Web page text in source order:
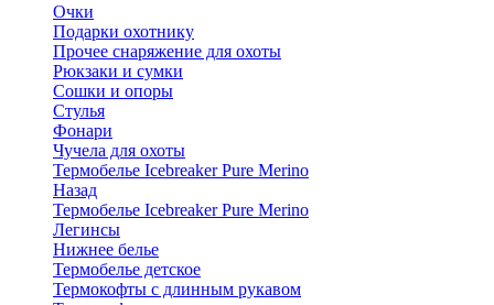
Очки
Подарки охотнику
Прочее снаряжение для охоты
Рюкзаки и сумки
Сошки и опоры
Стулья
Фонари
Чучела для охоты
Термобелье Icebreaker Pure Merino
Назад
Термобелье Icebreaker Pure Merino
Легинсы
Нижнее белье
Термобелье детское
Термокофты с длинным рукавом